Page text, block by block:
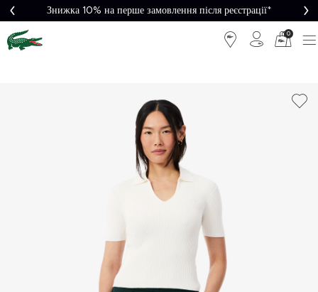
Знижка 10% на перше замовлення після реєстрації*
Легке повернення
0